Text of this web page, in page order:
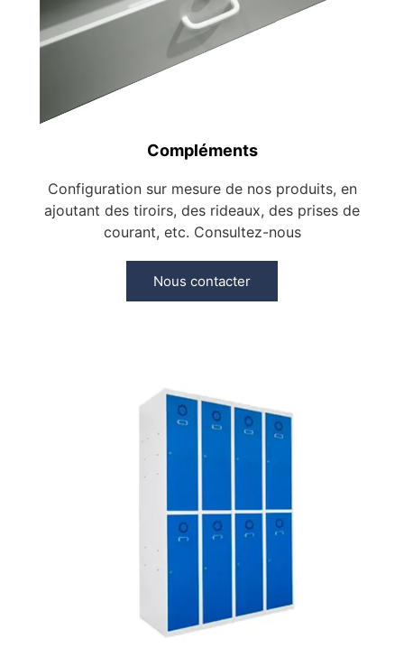
Compléments
Configuration sur mesure de nos produits, en
ajoutant des tiroirs, des rideaux, des prises de
courant, etc. Consultez-nous
Nous contacter